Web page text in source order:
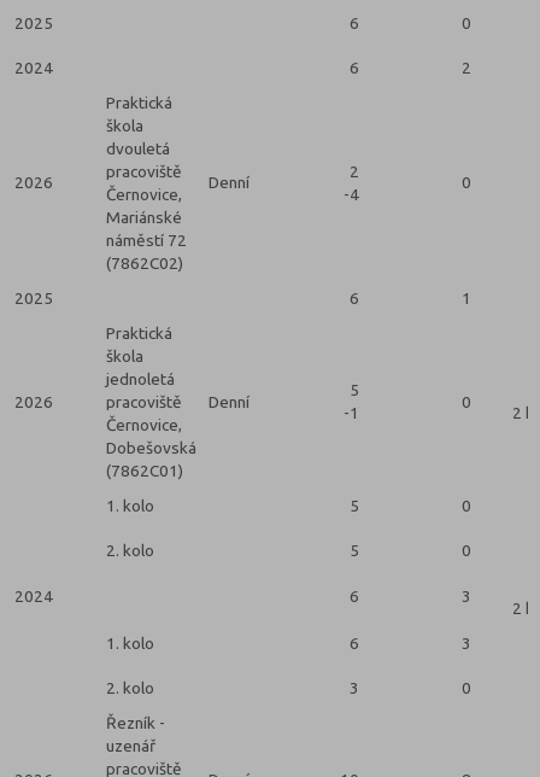
2025 6 0
2024 6 2
2026
Praktická
škola
dvouletá
pracoviště
Černovice,
Mariánské
náměstí 72
(7862C02)
Denní
2
-4
0
2025 6 1
2026
Praktická
škola
jednoletá
pracoviště
Černovice,
Dobešovská
(7862C01)
Denní
5
-1
0
2
1. kolo 5 0
2. kolo 5 0
2024 6 3
2
1. kolo
6 3
2. kolo 3 0
Řezník -
uzenář
pracoviště